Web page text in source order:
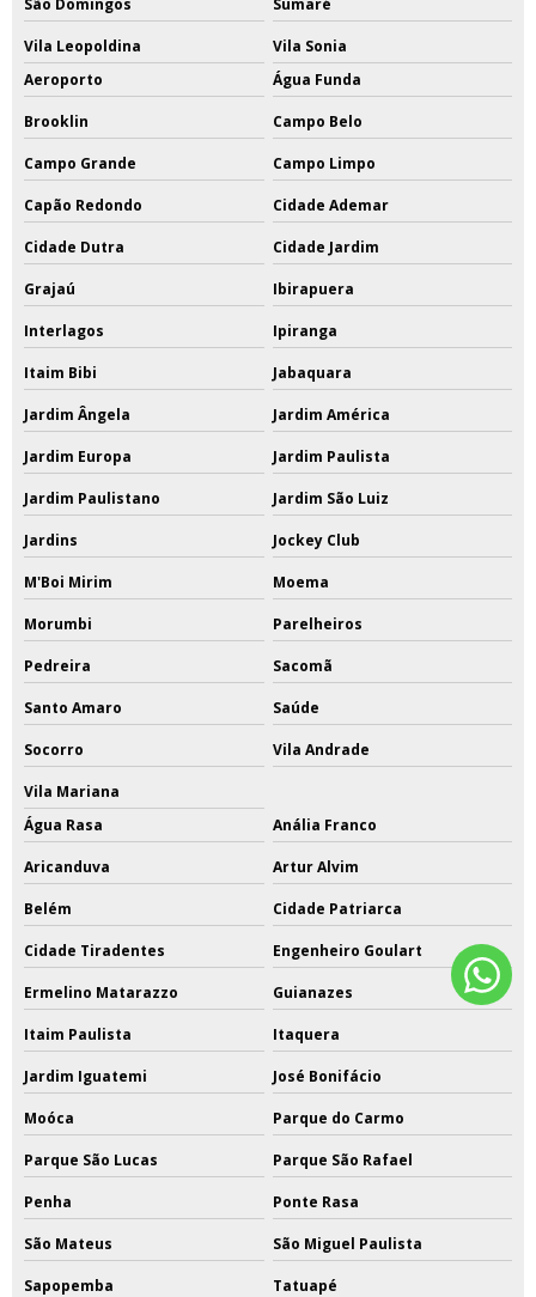
Vila Leopoldina
Vila Sonia
Aeroporto
Água Funda
Brooklin Campo Belo
Campo Grande Campo Limpo
Capão Redondo Cidade Ademar
Cidade Dutra Cidade Jardim
Grajaú Ibirapuera
Interlagos Ipiranga
Itaim Bibi Jabaquara
Jardim Ângela Jardim América
Jardim Europa Jardim Paulista
Jardim Paulistano Jardim São Luiz
Jardins Jockey Club
M'Boi Mirim Moema
Morumbi Parelheiros
Pedreira Sacomã
Santo Amaro Saúde
Socorro Vila Andrade
Vila Mariana
Água Rasa
Anália Franco
Aricanduva Artur Alvim
Belém Cidade Patriarca
Cidade Tiradentes Engenheiro Goulart
Ermelino Matarazzo Guianazes
Itaim Paulista Itaquera
Jardim Iguatemi José Bonifácio
Moóca Parque do Carmo
Parque São Lucas Parque São Rafael
Penha Ponte Rasa
São Mateus São Miguel Paulista
Sapopemba Tatuapé